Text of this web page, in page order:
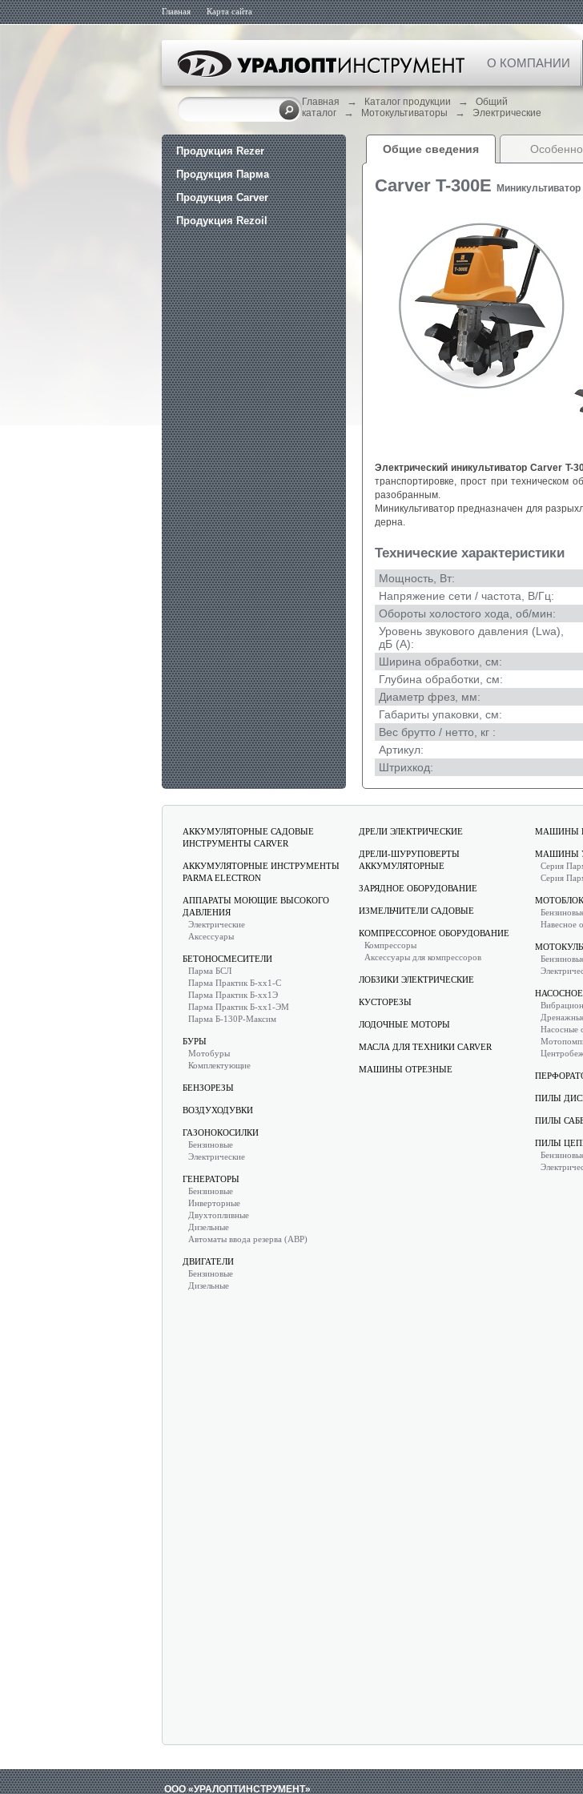
Главная Карта сайта
О КОМПАНИИ
Главная → Каталог продукции →
Общий
каталог
→ Мотокультиваторы → Электрические
Продукция Rezer
Продукция Парма
Продукция Carver
Продукция Rezoil
Общие сведения
Carver T-300E
Электрический иникультиватор Carver T-
транспортировке, прост при техническом
разобранным.
Миникультиватор предназначен для
дерна.
Технические характеристики
Мощность, Вт:
Напряжение сети / частота, В/Гц:
Обороты холостого хода, об/мин:
Уровень звукового давления (Lwa),
дБ (А):
Ширина обработки, см:
Глубина обработки, см:
Диаметр фрез, мм:
Габариты упаковки, см:
Вес брутто / нетто, кг :
Артикул:
Штрихкод:
АККУМУЛЯТОРНЫЕ САДОВЫЕ
ИНСТРУМЕНТЫ CARVER
АККУМУЛЯТОРНЫЕ ИНСТРУМЕНТЫ
PARMA ELECTRON
АППАРАТЫ МОЮЩИЕ ВЫСОКОГО
ДАВЛЕНИЯ
Электрические
Аксессуары
БЕТОНОСМЕСИТЕЛИ
Парма БСЛ
Парма Практик Б-хх1-С
Парма Практик Б-хх1Э
Парма Практик Б-хх1-ЭМ
Парма Б-130Р-Максим
БУРЫ
Мотобуры
Комплектующие
БЕНЗОРЕЗЫ
ВОЗДУХОДУВКИ
ГАЗОНОКОСИЛКИ
Бензиновые
Электрические
ГЕНЕРАТОРЫ
Бензиновые
Инверторные
Двухтопливные
Дизельные
Автоматы ввода резерва (АВР)
ДВИГАТЕЛИ
Бензиновые
Дизельные
ДРЕЛИ ЭЛЕКТРИЧЕСКИЕ
ДРЕЛИ-ШУРУПОВЕРТЫ
АККУМУЛЯТОРНЫЕ
ЗАРЯДНОЕ ОБОРУДОВАНИЕ
ИЗМЕЛЬЧИТЕЛИ САДОВЫЕ
КОМПРЕССОРНОЕ ОБОРУДОВАНИЕ
Компрессоры
Аксессуары для компрессоров
ЛОБЗИКИ ЭЛЕКТРИЧЕСКИЕ
КУСТОРЕЗЫ
ЛОДОЧНЫЕ МОТОРЫ
МАСЛА ДЛЯ ТЕХНИКИ CARVER
МАШИНЫ ОТРЕЗНЫЕ
МАШИНЫ
МАШИНЫ
Серия
Серия
Навесное
Насосные
ПИЛЫ
ПИЛЫ
ПИЛЫ
ООО «УРАЛОПТИНСТРУМЕНТ»